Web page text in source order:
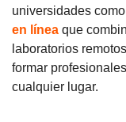
universidades
en línea que
laboratorios
formar
cualquier lugar.